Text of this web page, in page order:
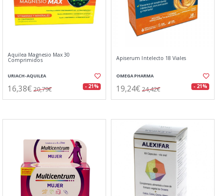
Aquilea Magnesio Max 30
Comprimidos
URIACH-AQUILEA
16,38€ 20,79€ - 21%
Apiserum Intelecto 18 Viales
OMEGA PHARMA
19,24€ 24,42€ - 21%